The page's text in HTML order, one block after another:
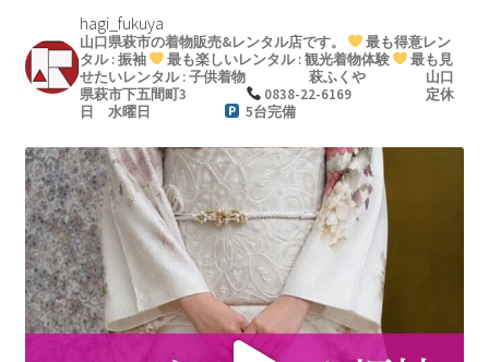
hagi_fukuya
山口県萩市の着物販売&レンタル店です。
最も得意レン
タル : 振袖
最も楽しいレンタル : 観光着物体験
最も見
せたいレンタル : 子供着物
萩ふくや山口
県萩市下五間町3
0838-22-6169定休
日 水曜日
5台完備